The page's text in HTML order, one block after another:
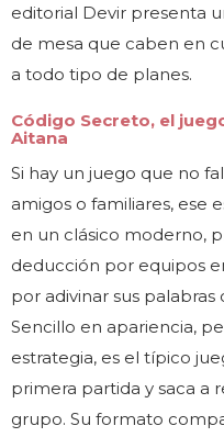
editorial Devir presenta
de mesa que caben en
a todo tipo de planes.
Código Secreto, el
Aitana
Si hay un juego que no
amigos o familiares, ese
en un clásico moderno,
deducción por equipos
por adivinar sus palabras
Sencillo en apariencia,
estrategia, es el típico
primera partida y saca a
grupo. Su formato